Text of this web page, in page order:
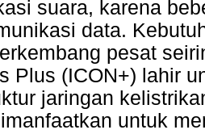
suara, karena
data.
pesat
Plus (ICON+) lahir
jaringan
untuk